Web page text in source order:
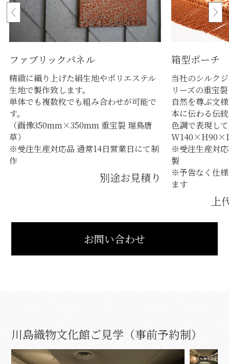
ファブリックパネル
精緻に織り上げた絹生地やポリエステル
生地で製作致します。
単体でも複数枚でも組み合わせが可能で
す。
（画像350mm×350mm 重宝裂 瑞鳥唐
草）
※受注生産対応品 通常14日営業日にて制
作
別途お見積り
箱型ポーチ
当社のシルク
リーズの重宝
自然を尊ぶ文
本に伝わる伝
色調で表現し
※受注生産対
製
※予告なく仕
ます
上
お問い合わせ
川島織物文化館ご見学（事前予約制）